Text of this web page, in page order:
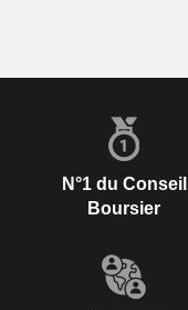
N°1 du Conseil
Boursier